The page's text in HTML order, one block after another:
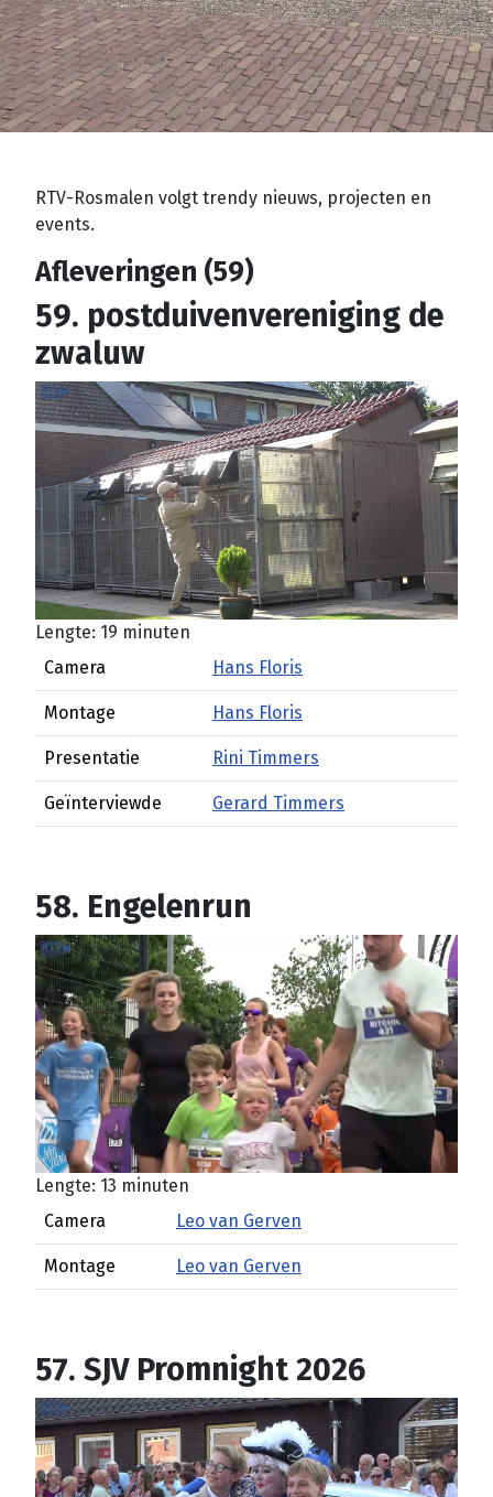
RTV-Rosmalen volgt trendy nieuws, projecten en
events.
Afleveringen (59)
59. postduivenvereniging de
zwaluw
Lengte: 19 minuten
Camera
Hans Floris
Montage Hans Floris
Presentatie Rini Timmers
Geïnterviewde Gerard Timmers
58. Engelenrun
Lengte: 13 minuten
Camera
Leo van Gerven
Montage Leo van Gerven
57. SJV Promnight 2026